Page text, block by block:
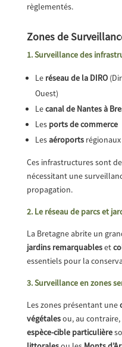
règlementés.
Zones de
1. Surveillance des
Le réseau de la DIRO
Ouest)
Lecanal de Nantes à
Les ports de commerce
Les aéroportsrégionaux
Ces infrastructures sont
nécessitant une
propagation.
2. Le réseau de parcs et
La Bretagne abrite un
jardins remarquableset
essentiels pour la
3. Surveillance en zones
Les zones présentant une
végétalesou, au contraire,
espèce-cible particulière